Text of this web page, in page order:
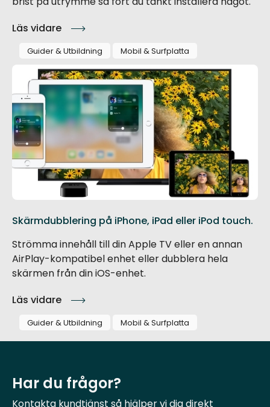
Läs vidare
Guider & Utbildning Mobil & Surfplatta
Skärmdubblering på iPhone, iPad eller iPod touch.
Strömma innehåll till din Apple TV eller en annan
AirPlay-kompatibel enhet eller dubblera hela
skärmen från din iOS-enhet.
Läs vidare
Guider & Utbildning Mobil & Surfplatta
Har du frågor?
Kontakta kundtjänst så hjälper vi dig direkt